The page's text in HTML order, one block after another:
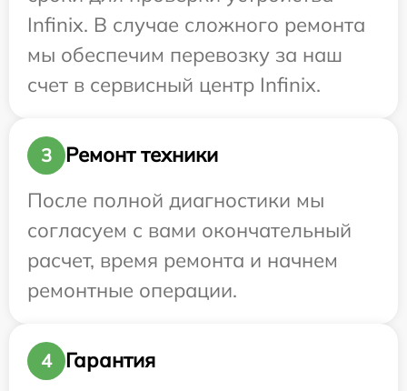
Infinix. В случае сложного ремонта
мы обеспечим перевозку за наш
счет в сервисный центр Infinix.
3
Ремонт техники
После полной диагностики мы
согласуем с вами окончательный
расчет, время ремонта и начнем
ремонтные операции.
4
Гарантия